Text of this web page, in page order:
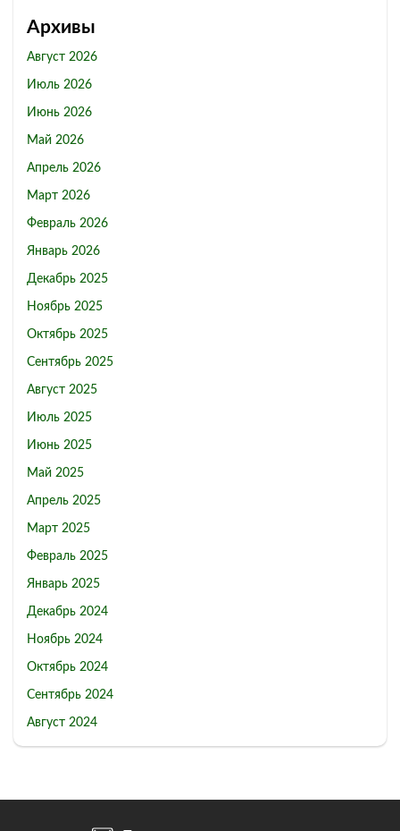
Архивы
Август 2026
Июль 2026
Июнь 2026
Май 2026
Апрель 2026
Март 2026
Февраль 2026
Январь 2026
Декабрь 2025
Ноябрь 2025
Октябрь 2025
Сентябрь 2025
Август 2025
Июль 2025
Июнь 2025
Май 2025
Апрель 2025
Март 2025
Февраль 2025
Январь 2025
Декабрь 2024
Ноябрь 2024
Октябрь 2024
Сентябрь 2024
Август 2024